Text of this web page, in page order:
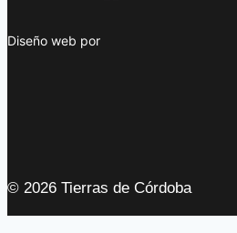
Diseño web por
© 2026 Tierras de Córdoba